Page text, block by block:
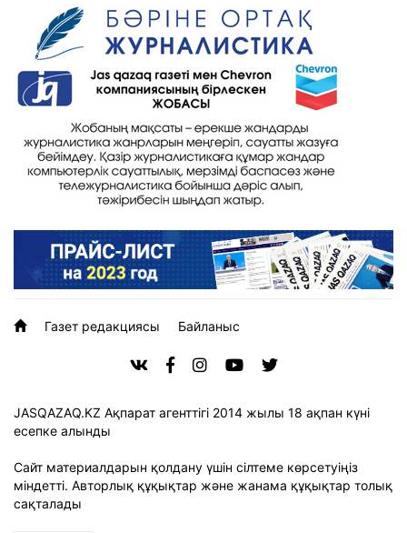
Газет редакциясы Байланыс
JASQAZAQ.KZ Ақпарат агенттігі 2014 жылы 18 ақпан күні
есепке алынды
Сайт материалдарын қолдану үшін сілтеме көрсетуіңіз
міндетті. Авторлық құқықтар және жанама құқықтар толық
сақталады